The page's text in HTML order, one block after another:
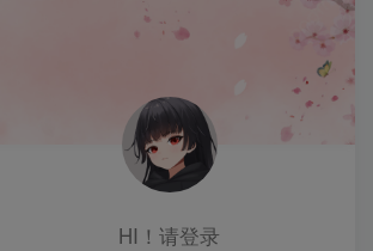
HI！请登录